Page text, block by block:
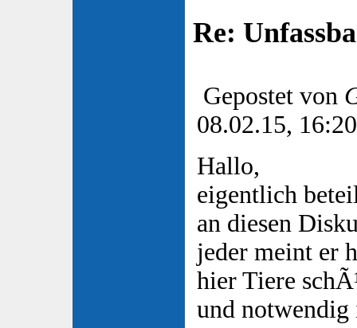
Re:
Gepostet von
08.02.15, 16:20
Hallo,
eigentlich
an diesen
jeder meint er
hier Tiere
und notwendig